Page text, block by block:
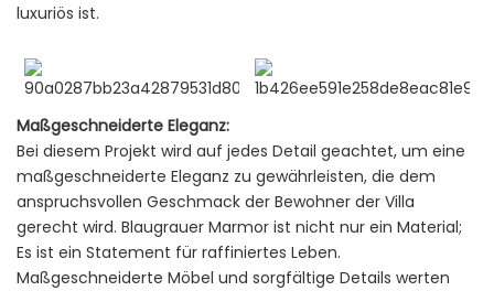
luxuriös ist.
Maßgeschneiderte Eleganz:
Bei diesem Projekt wird auf jedes Detail geachtet, um eine
maßgeschneiderte Eleganz zu gewährleisten, die dem
anspruchsvollen Geschmack der Bewohner der Villa
gerecht wird. Blaugrauer Marmor ist nicht nur ein Material;
Es ist ein Statement für raffiniertes Leben.
Maßgeschneiderte Möbel und sorgfältige Details werten